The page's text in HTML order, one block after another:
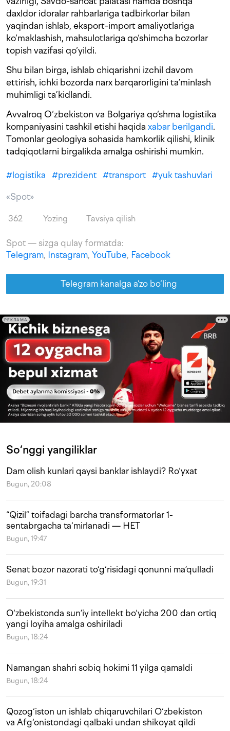
daxldor idoralar rahbarlariga tadbirkorlar bilan
yaqindan ishlab, eksport-import amaliyotlariga
ko‘maklashish, mahsulotlariga qo‘shimcha bozorlar
topish vazifasi qo‘yildi.
Shu bilan birga, ishlab chiqarishni izchil davom
ettirish, ichki bozorda narx barqarorligini ta’minlash
muhimligi ta’kidlandi.
Avvalroq O‘zbekiston va Bolgariya qo‘shma logistika
kompaniyasini tashkil etishi haqida xabar berilgandi.
Tomonlar geologiya sohasida hamkorlik qilishi, klinik
tadqiqotlarni birgalikda amalga oshirishi mumkin.
#logistika #prezident #transport #yuk tashuvlari
«Spot»
362 Yozing Tavsiya qilish
Spot — sizga qulay formatda:
Telegram, Instagram, YouTube, Facebook
Telegram kanalga a'zo bo‘ling
РЕКЛАМА
So‘nggi yangiliklar
Dam olish kunlari qaysi banklar ishlaydi? Ro‘yxat
Bugun, 20:08
“Qizil” toifadagi barcha transformatorlar 1-
sentabrgacha ta‘mirlanadi — HET
Bugun, 19:47
Senat bozor nazorati to‘g‘risidagi qonunni ma’qulladi
Bugun, 19:31
O‘zbekistonda sun’iy intellekt bo‘yicha 200 dan ortiq
yangi loyiha amalga oshiriladi
Bugun, 18:24
Namangan shahri sobiq hokimi 11 yilga qamaldi
Bugun, 18:24
Qozog‘iston un ishlab chiqaruvchilari O‘zbekiston
va Afg‘onistondagi qalbaki undan shikoyat qildi